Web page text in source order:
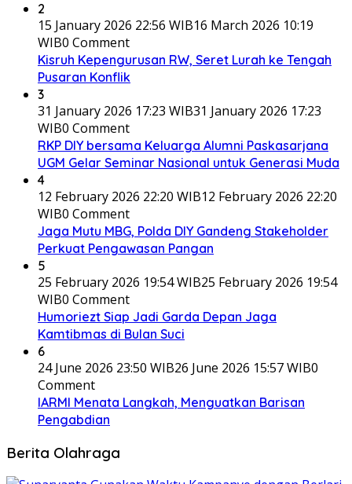
2
15 January 2026 22:56 WIB16 March 2026 10:19
WIB0 Comment
Kisruh Kepengurusan RW, Seret Lurah ke Tengah
Pusaran Konflik
3
31 January 2026 17:23 WIB31 January 2026 17:23
WIB0 Comment
RKP DIY bersama Keluarga Alumni Paskasarjana
UGM Gelar Seminar Nasional untuk Generasi Muda
4
12 February 2026 22:20 WIB12 February 2026 22:20
WIB0 Comment
Jaga Mutu MBG, Polda DIY Gandeng Stakeholder
Perkuat Pengawasan Pangan
5
25 February 2026 19:54 WIB25 February 2026 19:54
WIB0 Comment
Humoriezt Siap Jadi Garda Depan Jaga
Kamtibmas di Bulan Suci
6
24 June 2026 23:50 WIB26 June 2026 15:57 WIB0
Comment
IARMI Menata Langkah, Menguatkan Barisan
Pengabdian
Berita Olahraga